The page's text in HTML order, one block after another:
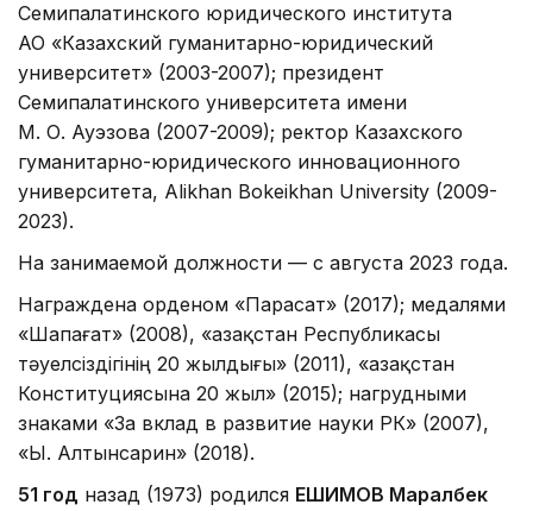
Семипалатинского юридического института
АО «Казахский гуманитарно-юридический
университет» (2003-2007); президент
Семипалатинского университета имени
М. О. Ауэзова (2007-2009); ректор Казахского
гуманитарно-юридического инновационного
университета, Alikhan Bokeikhan University (2009-
2023).
На занимаемой должности — с августа 2023 года.
Награждена орденом «Парасат» (2017); медалями
«Шапағат» (2008), «Қазақстан Республикасы
тәуелсіздігінің 20 жылдығы» (2011), «Қазақстан
Конституциясына 20 жыл» (2015); нагрудными
знаками «За вклад в развитие науки РК» (2007),
«Ы. Алтынсарин» (2018).
51 год назад (1973) родился ЕШИМОВ Маралбек